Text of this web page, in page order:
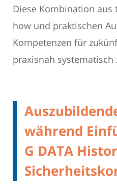
Diese Kombination aus
how und praktischen
Kompetenzen für
praxisnah
während
G DATA